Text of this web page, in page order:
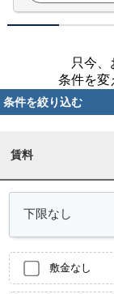
只今、
条件を変
条件を絞り込む
賃料
敷金なし